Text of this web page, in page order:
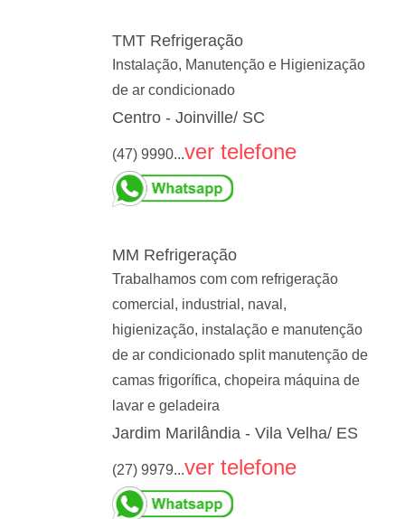
TMT Refrigeração
Instalação, Manutenção e Higienização
de ar condicionado
Centro - Joinville/ SC
(47) 9990...ver telefone
MM Refrigeração
Trabalhamos com com refrigeração
comercial, industrial, naval,
higienização, instalação e manutenção
de ar condicionado split manutenção de
camas frigorífica, chopeira máquina de
lavar e geladeira
Jardim Marilândia - Vila Velha/ ES
(27) 9979...ver telefone